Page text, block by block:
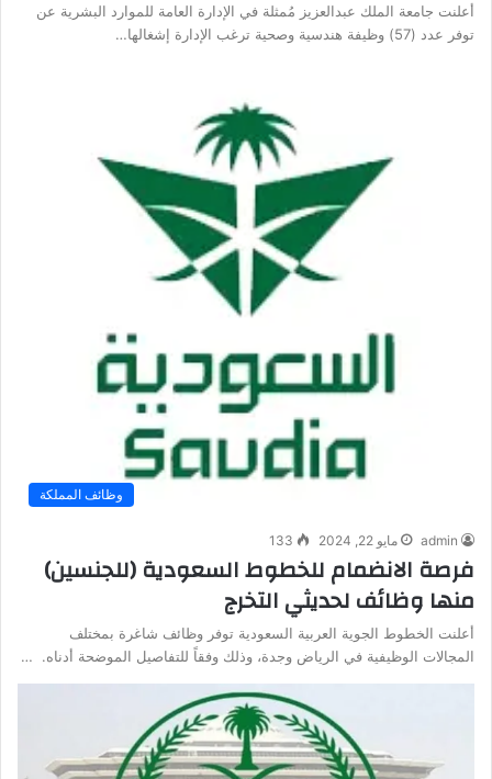
أعلنت جامعة الملك عبدالعزيز مُمثلة في الإدارة العامة للموارد البشرية عن
توفر عدد (57) وظيفة هندسية وصحية ترغب الإدارة إشغالها…
وظائف المملكة
admin مايو 22, 2024 133
فرصة الانضمام للخطوط السعودية (للجنسين)
منها وظائف لحديثي التخرج
أعلنت الخطوط الجوية العربية السعودية توفر وظائف شاغرة بمختلف
المجالات الوظيفية في الرياض وجدة، وذلك وفقاً للتفاصيل الموضحة أدناه. …